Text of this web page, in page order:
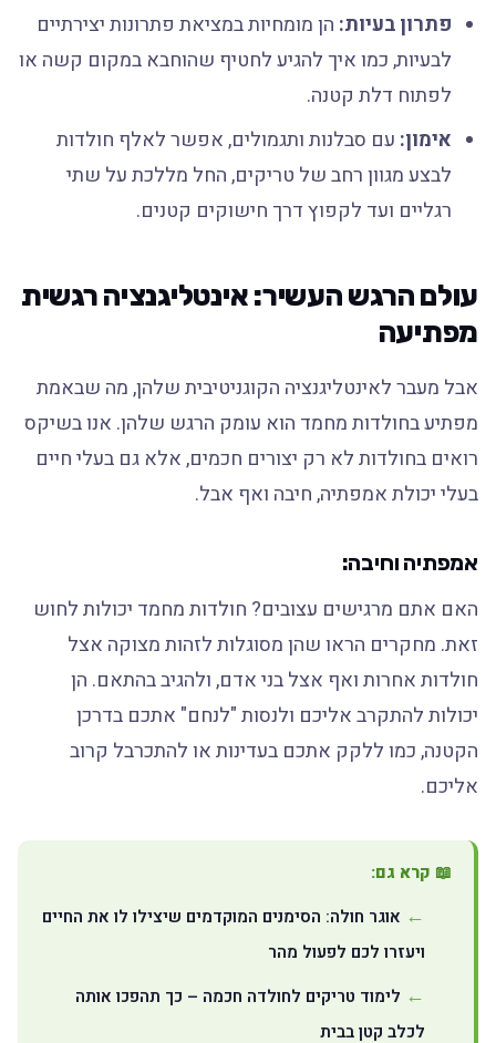
פתרון בעיות:הן מומחיות במציאת פתרונות יצירתיים
לבעיות, כמו איך להגיע לחטיף שהוחבא במקום קשה או
לפתוח דלת קטנה.
אימון:עם סבלנות ותגמולים, אפשר לאלף חולדות
לבצע מגוון רחב של טריקים, החל מללכת על שתי
רגליים ועד לקפוץ דרך חישוקים קטנים.
עולם הרגש העשיר: אינטליגנציה רגשית
מפתיעה
אבל מעבר לאינטליגנציה הקוגניטיבית שלהן, מה שבאמת
מפתיע בחולדות מחמד הוא עומק הרגש שלהן. אנו בשיקס
רואים בחולדות לא רק יצורים חכמים, אלא גם בעלי חיים
בעלי יכולת אמפתיה, חיבה ואף אבל.
אמפתיה וחיבה:
האם אתם מרגישים עצובים? חולדות מחמד יכולות לחוש
זאת. מחקרים הראו שהן מסוגלות לזהות מצוקה אצל
חולדות אחרות ואף אצל בני אדם, ולהגיב בהתאם. הן
יכולות להתקרב אליכם ולנסות "לנחם" אתכם בדרכן
הקטנה, כמו ללקק אתכם בעדינות או להתכרבל קרוב
אליכם.
📖 קרא גם:
אוגר חולה: הסימנים המוקדמים שיצילו לו את החיים
ויעזרו לכם לפעול מהר
לימוד טריקים לחולדה חכמה – כך תהפכו אותה
לכלב קטן בבית